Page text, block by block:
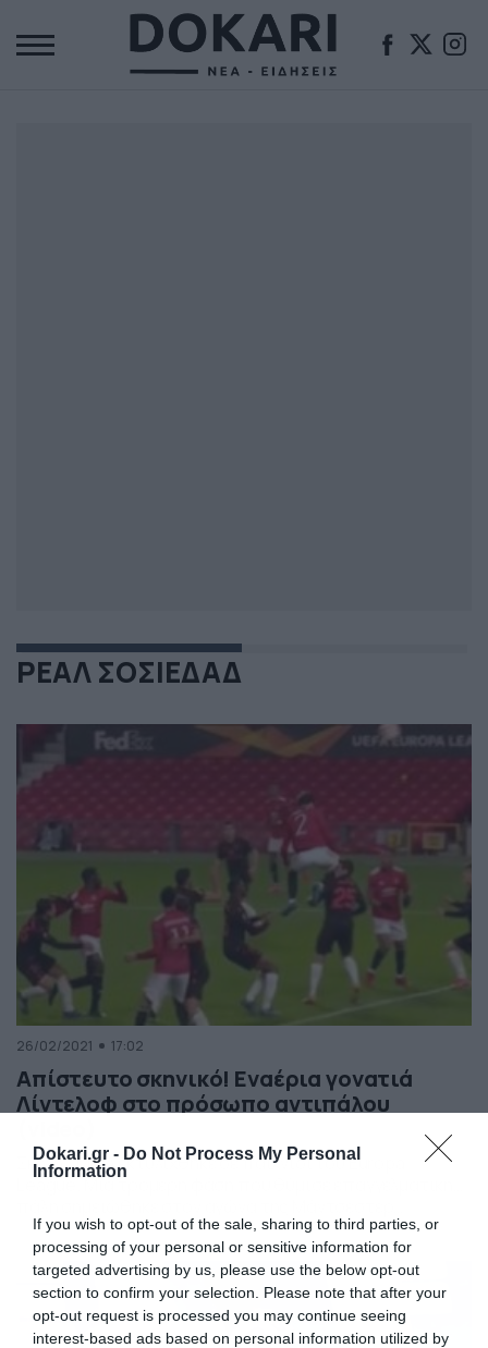
Dokari.gr - Do Not Process My Personal
Information
If you wish to opt-out of the sale, sharing to third parties, or
processing of your personal or sensitive information for
targeted advertising by us, please use the below opt-out
section to confirm your selection. Please note that after your
opt-out request is processed you may continue seeing
interest-based ads based on personal information utilized by
ΡΕΑΛ ΣΟΣΙΕΔΑΔ
26/02/2021 17:02
Απίστευτο σκηνικό! Εναέρια γονατιά
Λίντελοφ στο πρόσωπο αντιπάλου
Σκηνή… MMA εκτυλίχθηκε σε παιχνίδι του Europa
League. Μια τρομερή φάση που θύμισε επαγγελματική…
Γιουνάιτεντ με τη Ρεάλ Σοσιεδάδ για το Europa League.
Ο αμυντικός των «μπέμπηδων» Βίκτορ Λίντελοφ έριξε
γονατιά στο πρόσωπο ενός αντιπάλου στον αγώνα με
τη Ρεάλ Σοσιεδάδ για το Europa League. Ο Λίντελοφ
πήδηξε ψηλά […]